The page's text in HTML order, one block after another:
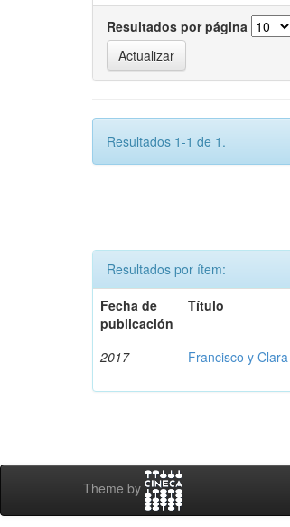
Resultados por página
Resultados 1-1 de 1.
Resultados por ítem:
Fecha de
publicación
Título
2017 Francisco y
Theme by